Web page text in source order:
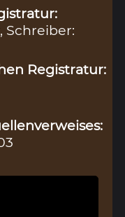
Schreiber:
Registratur: